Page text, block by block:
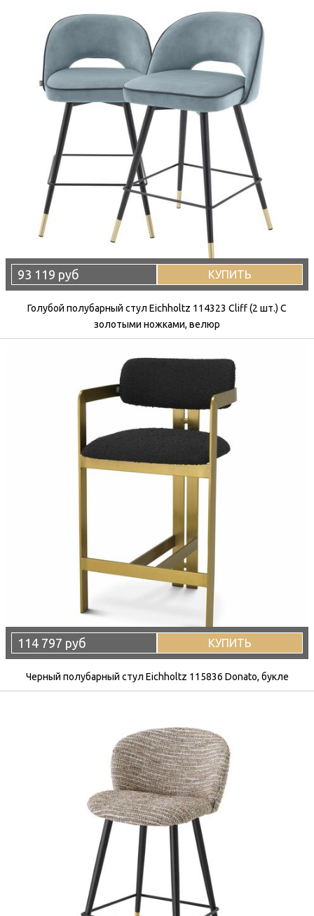
93 119 руб КУПИТЬ
Голубой полубарный стул Eichholtz 114323 Cliff (2 шт.) С
золотыми ножками, велюр
114 797 руб КУПИТЬ
Черный полубарный стул Eichholtz 115836 Donato, букле